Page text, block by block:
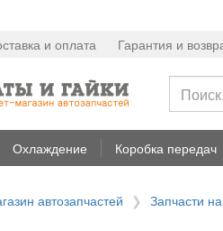
и оплата Гарантия и
Охлаждение Коробка передач
автозапчастей Запчасти